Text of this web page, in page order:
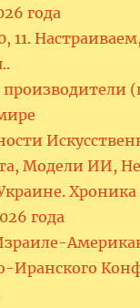
года
11.
Модели ИИ,
года
Иранского